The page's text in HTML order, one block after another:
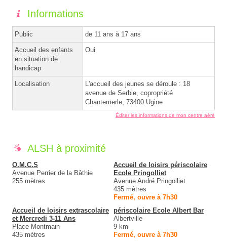
Informations
Public de 11 ans à 17 ans
Accueil des enfants
en situation de
handicap
Oui
Localisation
L'accueil des jeunes se déroule : 18
avenue de Serbie, copropriété
Chantemerle, 73400 Ugine
Éditer les informations de mon centre aéré
ALSH à proximité
O.M.C.S
Avenue Perrier de la Bâthie
255 mètres
Accueil de loisirs périscolaire
Ecole Pringolliet
Avenue André Pringolliet
435 mètres
Fermé, ouvre à 7h30
Accueil de loisirs extrascolaire
et Mercredi 3-11 Ans
Place Montmain
435 mètres
périscolaire Ecole Albert Bar
Albertville
9 km
Fermé, ouvre à 7h30